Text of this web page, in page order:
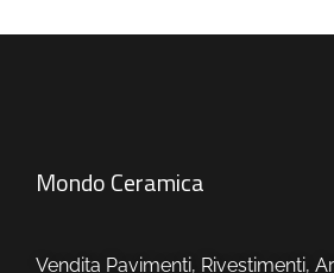
Mondo Ceramica
Vendita Pavimenti, Rivestimenti,